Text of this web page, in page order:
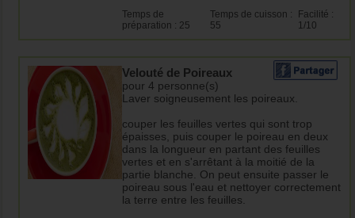
Temps de
préparation : 25
Temps de cuisson :
55
Facilité :
1/10
Velouté de Poireaux
pour 4 personne(s)
Laver soigneusement les poireaux.
couper les feuilles vertes qui sont trop
épaisses, puis couper le poireau en deux
dans la longueur en partant des feuilles
vertes et en s'arrêtant à la moitié de la
partie blanche. On peut ensuite passer le
poireau sous l'eau et nettoyer correctement
la terre entre les feuilles.